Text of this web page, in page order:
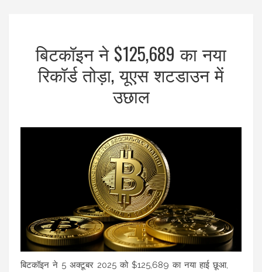
बिटकॉइन ने $125,689 का नया
रिकॉर्ड तोड़ा, यूएस शटडाउन में
उछाल
बिटकॉइन ने 5 अक्टूबर 2025 को $125,689 का नया हाई छूआ,